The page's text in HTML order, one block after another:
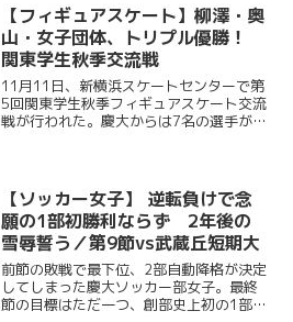
の２回戦で、他の４選手は初戦で敗退
と、芳しいものとはならなか...
【フィギュアスケート】柳澤・奥
山・女子団体、トリプル優勝！
関東学生秋季交流戦
11月11日、新横浜スケートセンターで第
5回関東学生秋季フィギュアスケート交流
戦が行われた。慶大からは7名の選手が出
果たした。...
【ソッカー女子】 逆転負けで念
願の1部初勝利ならず 2年後の
雪辱誓う／第9節vs武蔵丘短期大
前節の敗戦で最下位、2部自動降格が決定
してしまった慶大ソッカー部女子。最終
節の目標はただ一つ、創部史上初の1部リ